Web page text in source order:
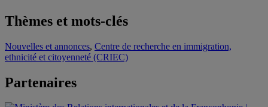
Thèmes et mots-clés
Nouvelles et annonces, Centre de recherche en immigration,
ethnicité et citoyenneté (CRIEC)
Partenaires